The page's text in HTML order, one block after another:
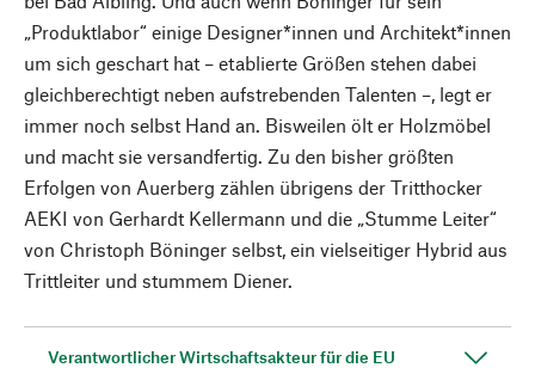
„Produktlabor“ einige Designer*innen und Architekt*innen
um sich geschart hat – etablierte Größen stehen dabei
gleichberechtigt neben aufstrebenden Talenten –, legt er
immer noch selbst Hand an. Bisweilen ölt er Holzmöbel
und macht sie versandfertig. Zu den bisher größten
Erfolgen von Auerberg zählen übrigens der Tritthocker
AEKI von Gerhardt Kellermann und die „Stumme Leiter“
von Christoph Böninger selbst, ein vielseitiger Hybrid aus
Trittleiter und stummem Diener.
Verantwortlicher Wirtschaftsakteur für die EU